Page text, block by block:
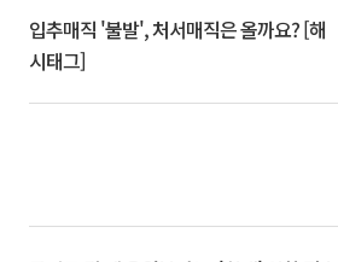
입추매직 '불발', 처서매직은 올까요? [해
시태그]